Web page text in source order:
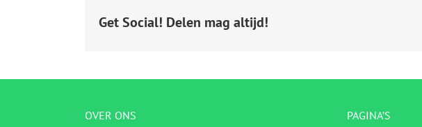
Get Social! Delen mag altijd!
OVER ONS PAGINA’S